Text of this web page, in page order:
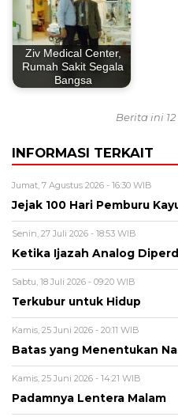
Ziv Medical Center,
Rumah Sakit Segala
Bangsa
Berita ini
INFORMASI TERKAIT
Jumat, 7 Agustus 2026 - 16:30 WIB
Jejak 100 Hari Pemburu
Senin, 27 Juli 2026 - 18:53 WIB
Ketika Ijazah Analog
Sabtu, 18 Juli 2026 - 09:20 WIB
Terkubur untuk Hidup
Kamis, 25 Juni 2026 - 20:11 WIB
Batas yang Menentukan
Kamis, 25 Juni 2026 - 14:21 WIB
Padamnya Lentera Malam